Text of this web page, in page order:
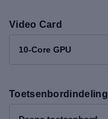
Video Card
10-Core GPU
Toetsenbordindeling